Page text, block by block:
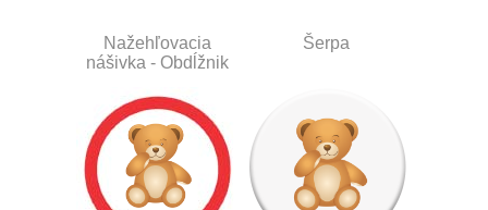
Nažehľovacia
nášivka - Obdĺžnik
Šerpa